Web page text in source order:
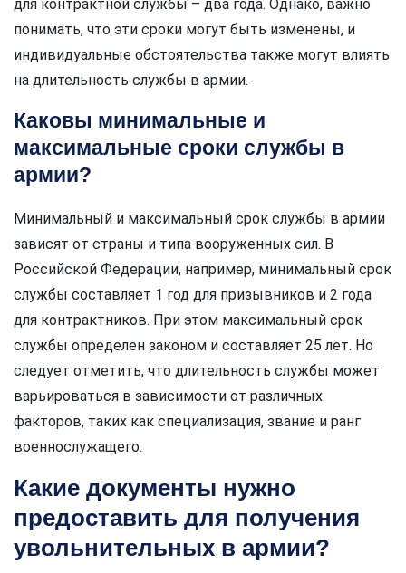
для контрактной службы – два года. Однако, важно
понимать, что эти сроки могут быть изменены, и
индивидуальные обстоятельства также могут влиять
на длительность службы в армии.
Каковы минимальные и
максимальные сроки службы в
армии?
Минимальный и максимальный срок службы в армии
зависят от страны и типа вооруженных сил. В
Российской Федерации, например, минимальный срок
службы составляет 1 год для призывников и 2 года
для контрактников. При этом максимальный срок
службы определен законом и составляет 25 лет. Но
следует отметить, что длительность службы может
варьироваться в зависимости от различных
факторов, таких как специализация, звание и ранг
военнослужащего.
Какие документы нужно
предоставить для получения
увольнительных в армии?